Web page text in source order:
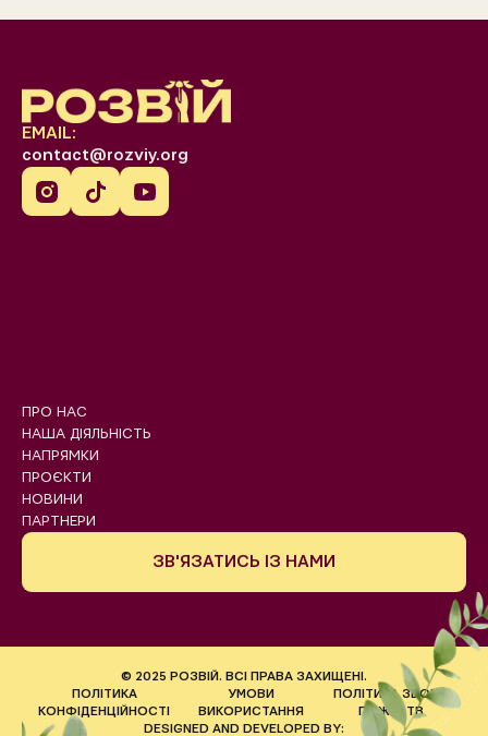
EMAIL:
contact@rozviy.org
ПРО НАС
НАША ДІЯЛЬНІСТЬ
НАПРЯМКИ
ПРОЄКТИ
НОВИНИ
ПАРТНЕРИ
ЗВ'ЯЗАТИСЬ ІЗ НАМИ
© 2025 РОЗВІЙ. ВСІ ПРАВА ЗАХИЩЕНІ.
ПОЛІТИКА
КОНФІДЕНЦІЙНОСТІ
УМОВИ
ВИКОРИСТАННЯ
ПОЛІТИКА ЗБОРУ
ПОЖЕРТВ
DESIGNED AND DEVELOPED BY: